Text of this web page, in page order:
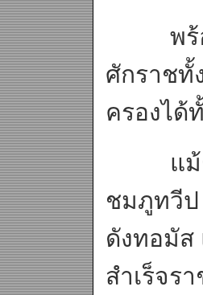
พร้อม
ศักราชทั้
ครองได้
แม้ชน
ชมภูทวีป
ดังทอมัส
สำเร็จร